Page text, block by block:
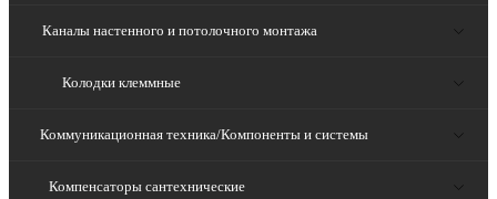
Каналы настенного и потолочного монтажа
Колодки клеммные
Коммуникационная техника/Компоненты и системы
Компенсаторы сантехнические